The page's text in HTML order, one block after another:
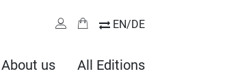
EN/DE
About us All Editions